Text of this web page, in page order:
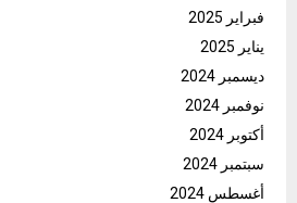
فبراير 2025
يناير 2025
ديسمبر 2024
نوفمبر 2024
أكتوبر 2024
سبتمبر 2024
أغسطس 2024